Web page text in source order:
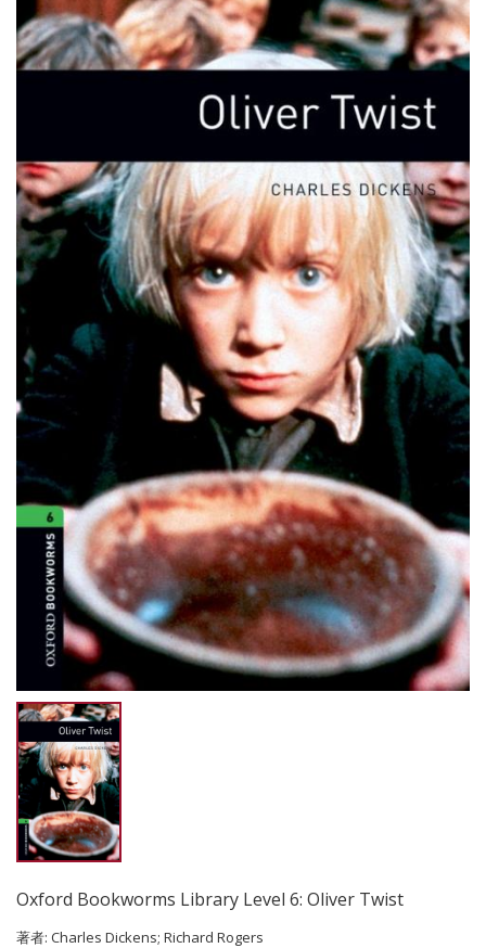
Oxford Bookworms Library Level 6: Oliver Twist
著者: Charles Dickens; Richard Rogers